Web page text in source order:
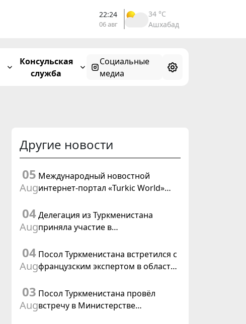
22:24
06 авг
32 °C
Ахал
Консульская
служба
Социальные
медиа
Другие новости
05
Aug
Международный новостной
интернет-портал «Turkic World»
подготовки и проведения
заседания Халк Маслахаты
04
Aug
Делегация из Туркменистана
приняла участие в
цифровому коридору CAREC в
Исламабаде
04
Aug
Посол Туркменистана встретился с
французским экспертом в области
03
Aug
Посол Туркменистана провёл
встречу в Министерстве